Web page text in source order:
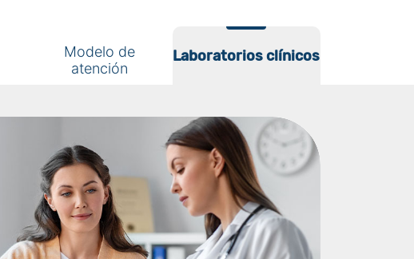
Modelo de
atención
Laboratorios
Laboratorios clínicos